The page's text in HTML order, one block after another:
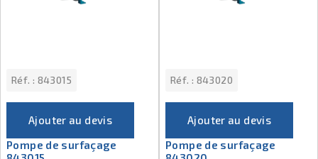
Réf. : 843015
Ajouter au devis
Pompe de surfaçage
Réf. : 843020
Ajouter au devis
Pompe de surfaçage